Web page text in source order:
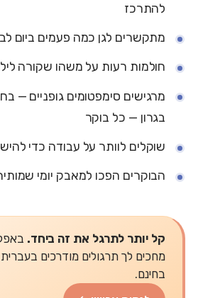
להתרכז
מתקשרים לגן כמה פעמים ביום
חולמות רעות על משהו שקורה
מרגישים סימפטומים גופניים —
בגרון — כל בוקר
שוקלים לוותר על עבודה כדי
הבוקרים הפכו למאבק יומי
קל יותר לתרגל את זה ביחד.
בחינם.